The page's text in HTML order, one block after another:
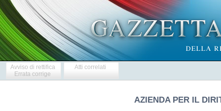
Avviso di rettifica
Errata corrige
Atti correlati
AZIENDA PER IL